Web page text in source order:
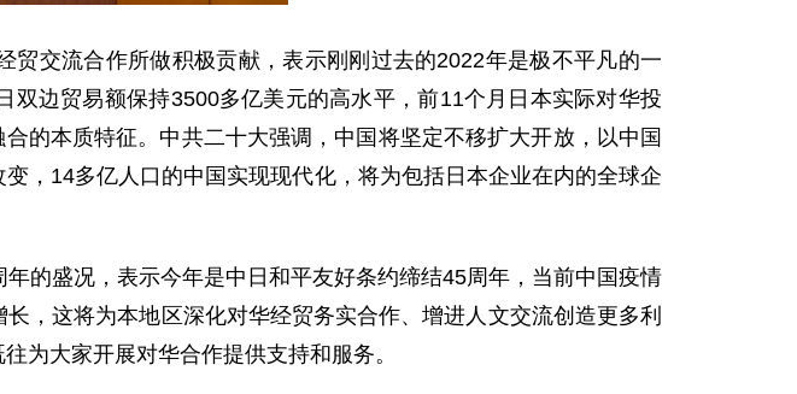
交流合作所做积极贡献，表示刚刚过去的2022年是极不平凡的一
边贸易额保持3500多亿美元的高水平，前11个月日本实际对华投
的本质特征。中共二十大强调，中国将坚定不移扩大开放，以中国
，14多亿人口的中国实现现代化，将为包括日本企业在内的全球企
的盛况，表示今年是中日和平友好条约缔结45周年，当前中国疫情
，这将为本地区深化对华经贸务实合作、增进人文交流创造更多利
为大家开展对华合作提供支持和服务。